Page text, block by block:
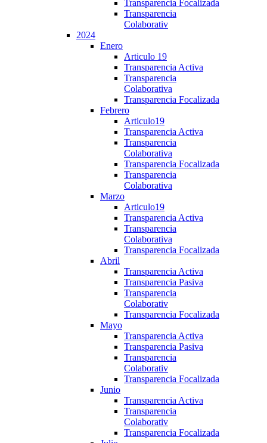
Transparencia Focalizada
Transparencia
Colaborativ
2024
Enero
Articulo 19
Transparencia Activa
Transparencia
Colaborativa
Transparencia Focalizada
Febrero
Articulo19
Transparencia Activa
Transparencia
Colaborativa
Transparencia Focalizada
Transparencia
Colaborativa
Marzo
Articulo19
Transparencia Activa
Transparencia
Colaborativa
Transparencia Focalizada
Abril
Transparencia Activa
Transparencia Pasiva
Transparencia
Colaborativ
Transparencia Focalizada
Mayo
Transparencia Activa
Transparencia Pasiva
Transparencia
Colaborativ
Transparencia Focalizada
Junio
Transparencia Activa
Transparencia
Colaborativ
Transparencia Focalizada